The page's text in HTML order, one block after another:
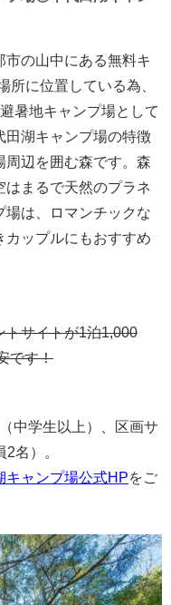
の山中にある無料キ
所に位置している為、
暑地キャンプ場として
田湖キャンプ場の特徴
周辺を囲む森です。森
はまるで天然のプラネ
場は、ロマンチックな
カップルにもおすすめ
トサイトが1泊1,000
です！
中学生以上）、区画サ
名）。
キャンプ場公式HPをご